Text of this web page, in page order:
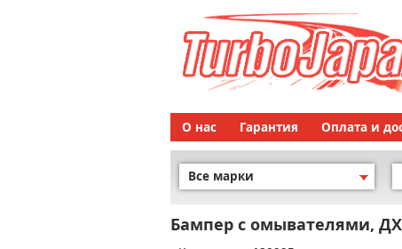
О нас Гарантия Оплата и
Все марки
Бампер с омывателями,